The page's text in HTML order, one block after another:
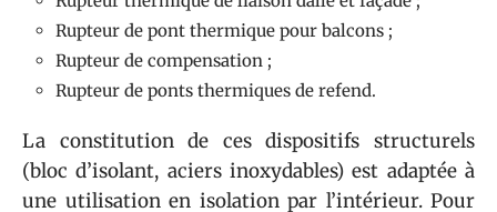
Rupteur de pont thermique pour balcons ;
Rupteur de compensation ;
Rupteur de ponts thermiques de refend.
La constitution de ces dispositifs structurels
(bloc d’isolant, aciers inoxydables) est adaptée à
une utilisation en isolation par l’intérieur. Pour